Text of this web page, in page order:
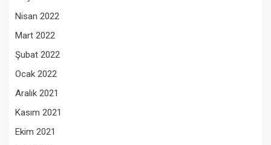
Nisan 2022
Mart 2022
Şubat 2022
Ocak 2022
Aralık 2021
Kasım 2021
Ekim 2021